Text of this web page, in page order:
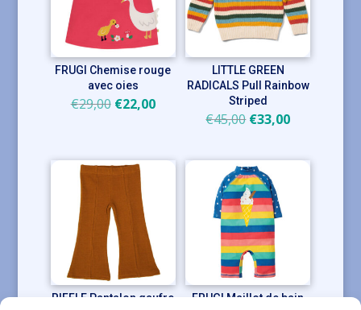
FRUGI Chemise rouge
avec oies
€29,00 Le
était :
€29,00.
€22,00Le
est :
LITTLE GREEN
RADICALS Pull Rainbow
Striped
€45,00 Le
initial
était :
€45,00.
€33,00Le
actuel
RIFFLE Pantalon gaufre
FRUGI Maillot de bain